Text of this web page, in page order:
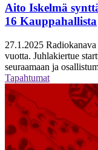
Aito Iskelmä
16 Kauppahallista
27.1.2025
vuotta. Juhlakiertue
seuraamaan ja
Tapahtumat